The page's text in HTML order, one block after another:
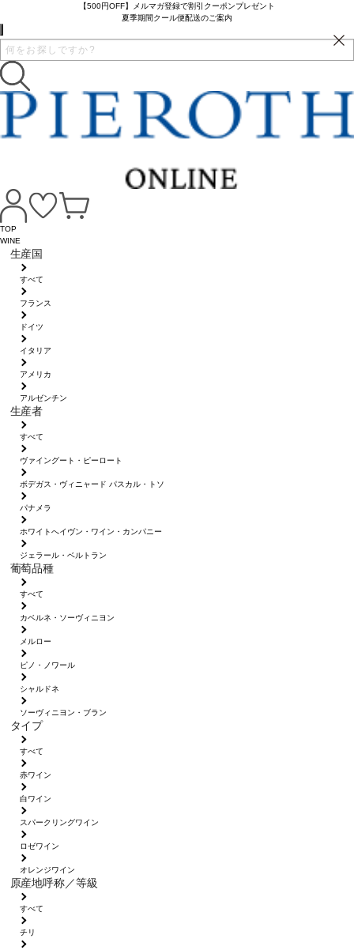
【500円OFF】メルマガ登録で割引クーポンプレゼント
夏季期間クール便配送のご案内
TOP
WINE
生産国
すべて
フランス
ドイツ
イタリア
アメリカ
アルゼンチン
生産者
すべて
ヴァイングート・ピーロート
ボデガス・ヴィニャード パスカル・トソ
パナメラ
ホワイトへイヴン・ワイン・カンパニー
ジェラール・ベルトラン
葡萄品種
すべて
カベルネ・ソーヴィニヨン
メルロー
ピノ・ノワール
シャルドネ
ソーヴィニヨン・ブラン
タイプ
すべて
赤ワイン
白ワイン
スパークリングワイン
ロゼワイン
オレンジワイン
原産地呼称／等級
すべて
チリ